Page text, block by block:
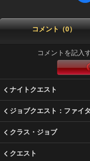
コメント（0）
コメントを記入
ナイトクエスト
ジョブクエスト：ファイ
クラス・ジョブ
クエスト